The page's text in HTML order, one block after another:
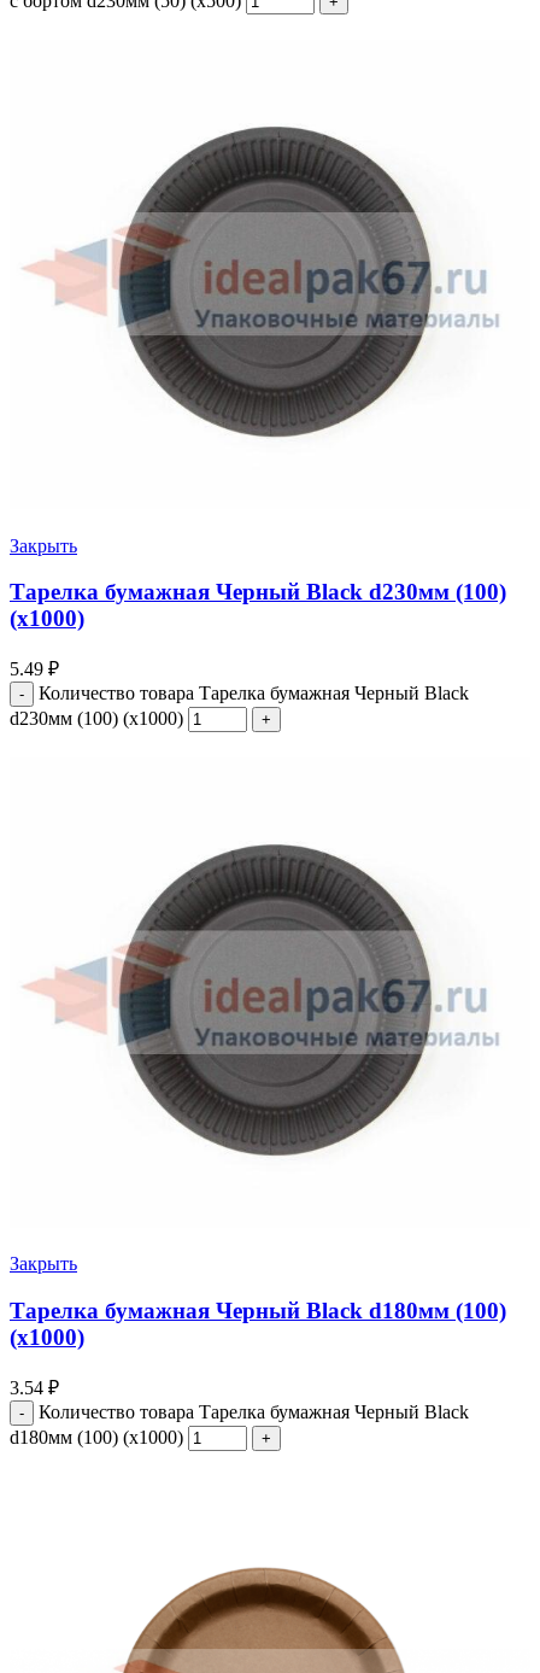
Закрыть
Тарелка бумажная Черный Black d230мм (100)
(х1000)
5.49 ₽
Количество товара Тарелка бумажная Черный Black
d230мм (100) (х1000)
Закрыть
Тарелка бумажная Черный Black d180мм (100)
(х1000)
3.54 ₽
Количество товара Тарелка бумажная Черный Black
d180мм (100) (х1000)